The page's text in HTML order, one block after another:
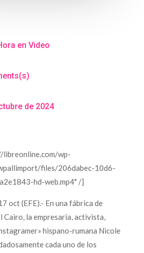
en Video
de 2024
libreonline.com/wp-
files/206dabec-10d6-
hd-web.mp4" /]
oct (EFE).- En una fábrica de
Cairo, la empresaria, activista,
hispano-rumana Nicole
cada uno de los